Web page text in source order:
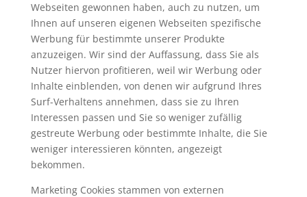
Webseiten gewonnen haben, auch zu nutzen, um
Ihnen auf unseren eigenen Webseiten spezifische
Werbung für bestimmte unserer Produkte
anzuzeigen. Wir sind der Auffassung, dass Sie als
Nutzer hiervon profitieren, weil wir Werbung oder
Inhalte einblenden, von denen wir aufgrund Ihres
Surf-Verhaltens annehmen, dass sie zu Ihren
Interessen passen und Sie so weniger zufällig
gestreute Werbung oder bestimmte Inhalte, die Sie
weniger interessieren könnten, angezeigt
bekommen.
Marketing Cookies stammen von externen